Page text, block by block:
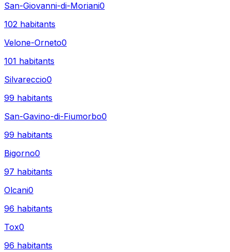
San-Giovanni-di-Moriani0
102 habitants
Velone-Orneto0
101 habitants
Silvareccio0
99 habitants
San-Gavino-di-Fiumorbo0
99 habitants
Bigorno0
97 habitants
Olcani0
96 habitants
Tox0
96 habitants